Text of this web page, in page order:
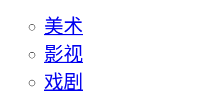
美术
影视
戏剧